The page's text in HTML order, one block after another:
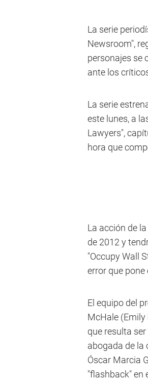
La serie
Newsroom",
personajes se
ante los
La serie
este lunes, a
Lawyers",
hora que
La acción de
de 2012 y
"Occupy Wall
error que
El equipo del
McHale
que resulta
abogada de la
Óscar Marcia
"flashback" en